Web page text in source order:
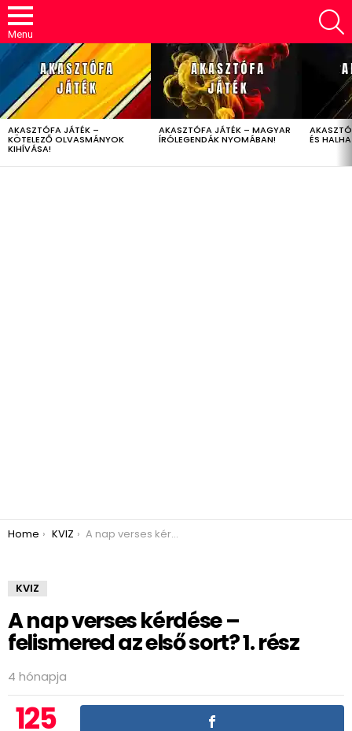
Menu
LATEST
STORIES
AKASZTÓFA JÁTÉK –
KÖTELEZŐ OLVASMÁNYOK
KIHÍVÁSA!
AKASZTÓFA JÁTÉK – MAGYAR
ÍRÓLEGENDÁK NYOMÁBAN! ÉS
You are here:
Home KVIZ A nap verses kérdése – felismered az első sort? 1. rész
KVIZ
A nap verses kérdése –
felismered az első sort? 1. rész
4 hónapja
125